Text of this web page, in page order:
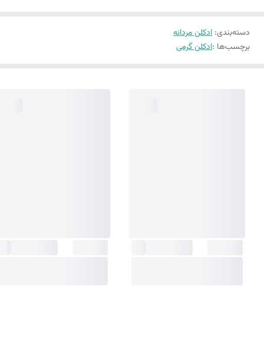
دسته‌بندی: ادکلن مردانه
برچسب‌ها :ادکلن گرمی